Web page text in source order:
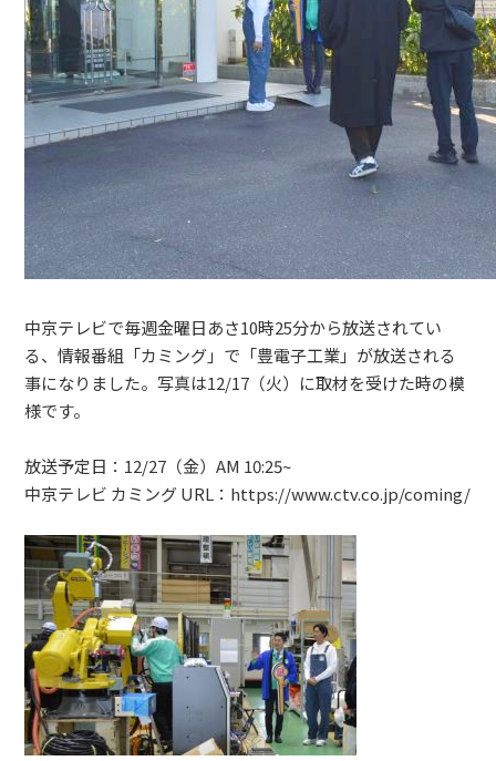
中京テレビで毎週金曜日あさ10時25分から放送されてい
る、情報番組「カミング」で「豊電子工業」が放送される
事になりました。写真は12/17（火）に取材を受けた時の模
様です。
放送予定日：12/27（金）AM 10:25~
中京テレビ カミング URL：https://www.ctv.co.jp/coming/